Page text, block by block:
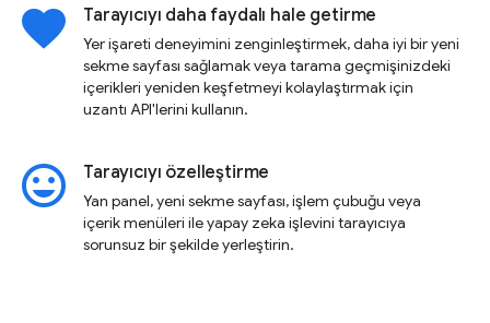
favorite Tarayıcıyı daha faydalı hale getirme
Yer işareti deneyimini zenginleştirmek, daha iyi bir yeni
sekme sayfası sağlamak veya tarama geçmişinizdeki
içerikleri yeniden keşfetmeyi kolaylaştırmak için
uzantı API'lerini kullanın.
insert_emoticon Tarayıcıyı özelleştirme
Yan panel, yeni sekme sayfası, işlem çubuğu veya
içerik menüleri ile yapay zeka işlevini tarayıcıya
sorunsuz bir şekilde yerleştirin.